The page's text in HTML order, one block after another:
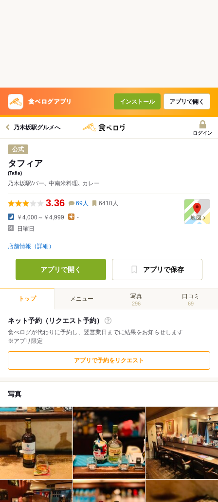
インストール アプリで開く
乃木坂駅グルメへ
ログイン
公式
タフィア
(Tafia)
乃木坂駅/バー､ 中南米料理､ カレー
3.36 69人 6410人
￥4,000～￥4,999
-
日曜日
店舗情報（詳細）
アプリで開く アプリで保存
トップ メニュー 写真
296
口コミ
69
ネット予約（リクエスト予約）
食べログが代わりに予約し、翌営業日までに結果をお知らせします
※アプリ限定
アプリで予約をリクエスト
写真